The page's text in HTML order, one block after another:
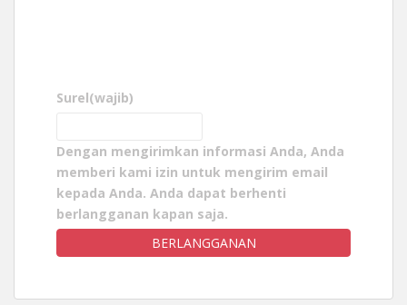
Surel(wajib)
Dengan mengirimkan informasi Anda, Anda
memberi kami izin untuk mengirim email
kepada Anda. Anda dapat berhenti
berlangganan kapan saja.
BERLANGGANAN